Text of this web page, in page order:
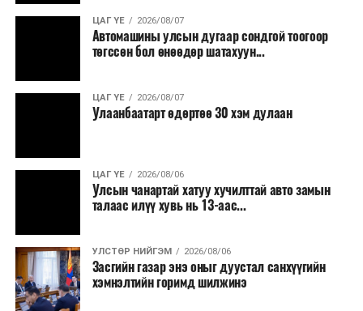
үргэлжилнэ гэж Ерөнхий сайд Н.Учрал онцоллоо.
Мөн бүх шатны төсвийн ерөнхийлөн захирагч нарт
салбар бүрдээ урсгал зардлыг 20 хувиар бууруулах,
нөхөн томилгоо хийхгүй байх, аялал, амралт, зугаалга,
хамт олны урлаг, спортын арга хэмжээг зохион
байгуулахгүй байх, төрийн албанд шинэ орон тоо бий
сургалтыг цахим хэлбэрт шилжүүлэх, төрийн албан
хаагчдыг зарим өдрүүдэд цахимаар ажиллуулах арга
хэмжээг үргэлжлүүлэхийг үүрэг болголоо.
Төсвийн сахилга бат сайжирч, эдийн засгийн нөхцөл
байдал хэвийн болсон тохиолдолд эдгээр
хязгаарлалтыг үе шаттайгаар сулруулах юм.
ЦАГ ҮЕ 2026/08/07
Автомашины улсын дугаар сондгой тоогоор
төгссөн бол өнөөдөр шатахуун...
ЦАГ ҮЕ 2026/08/07
Улаанбаатарт өдөртөө 30 хэм дулаан
ЦАГ ҮЕ 2026/08/06
Улсын чанартай хатуу хучилттай авто замын
талаас илүү хувь нь 13-аас...
УЛСТӨР НИЙГЭМ 2026/08/06
Засгийн газар энэ оныг дуустал санхүүгийн
хэмнэлтийн горимд шилжинэ